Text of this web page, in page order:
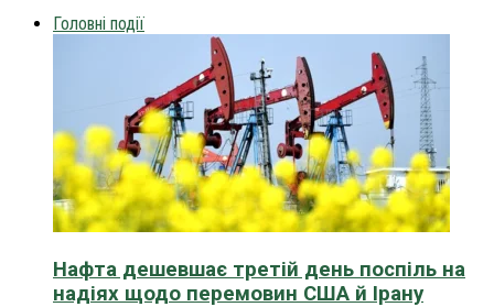
Головні події
Нафта дешевшає третій день поспіль на
надіях щодо перемовин США й Ірану